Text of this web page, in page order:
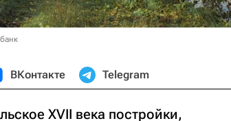
ВКонтакте Telegram
XVII века постройки,